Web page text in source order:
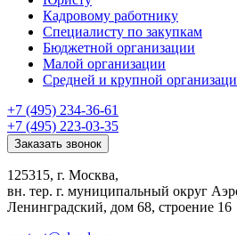
Кадровому работнику
Специалисту по закупкам
Бюджетной организации
Малой организации
Средней и крупной
+7 (495) 234-36-61
+7 (495) 223-03-35
Заказать звонок
125315, г. Москва,
вн. тер. г. муниципальный округ
Ленинградский, дом 68, строение 16